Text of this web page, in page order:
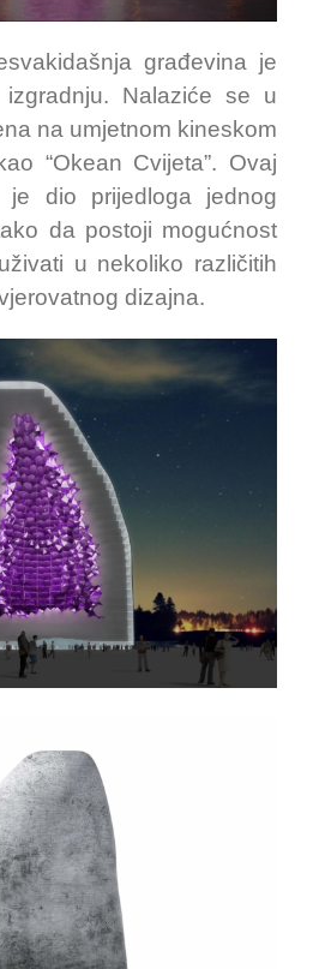
građevina je
Nalaziće se u
na umjetnom kineskom
“Okean Cvijeta”. Ovaj
je dio prijedloga jednog
da postoji mogućnost
u nekoliko različitih
dizajna.